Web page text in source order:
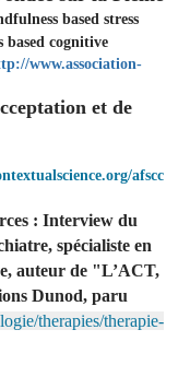
based stress
cognitive
www.association-
et de
afscc
: Interview du
spécialiste en
auteur de "L’ACT,
Dunod, paru
therapies/therapie-